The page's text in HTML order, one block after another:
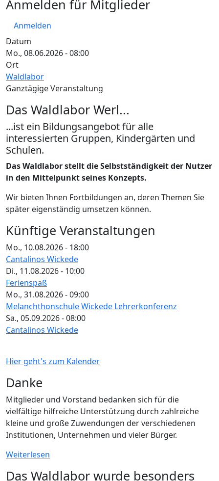
Datum
Mo., 08.06.2026 - 08:00
Ort
Waldlabor
Ganztägige Veranstaltung
Anmelden für Mitglieder
Anmelden
Das Waldlabor Werl...
...ist ein Bildungsangebot für alle
interessierten Gruppen, Kindergärten und
Schulen.
Das Waldlabor stellt die Selbstständigkeit der Nutzer
in den Mittelpunkt seines Konzepts.
Wir bieten Ihnen Fortbildungen an, deren Themen Sie
später eigenständig umsetzen können.
Künftige Veranstaltungen
Mo., 10.08.2026 - 18:00
Cantalinos Wickede
Di., 11.08.2026 - 10:00
Ferienspaß
Mo., 31.08.2026 - 09:00
Melanchthonschule Wickede Lehrerkonferenz
Sa., 05.09.2026 - 08:00
Cantalinos Wickede
Hier geht's zum Kalender
Danke
Mitglieder und Vorstand bedanken sich für die
vielfältige hilfreiche Unterstützung durch zahlreiche
kleine und große Zuwendungen der verschiedenen
Institutionen, Unternehmen und vieler Bürger.
Weiterlesen
Das Waldlabor wurde besonders